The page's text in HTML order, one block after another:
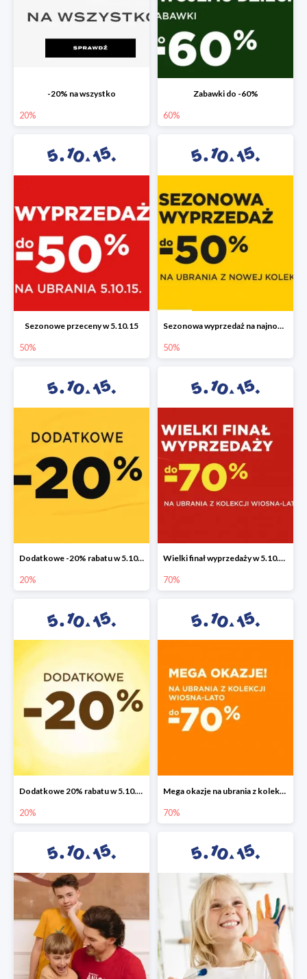
-20% na wszystko
20%
Zabawki do -60%
60%
Sezonowe przeceny w 5.10.15
50%
Sezonowa wyprzedaż na najnowszą kolekcję do -50%
50%
Dodatkowe -20% rabatu w 5.10.15
20%
Wielki finał wyprzedaży w 5.10.15 do -70%
70%
Dodatkowe 20% rabatu w 5.10.15
20%
Mega okazje na ubrania z kolekcji wiosna-lato do -70%
70%